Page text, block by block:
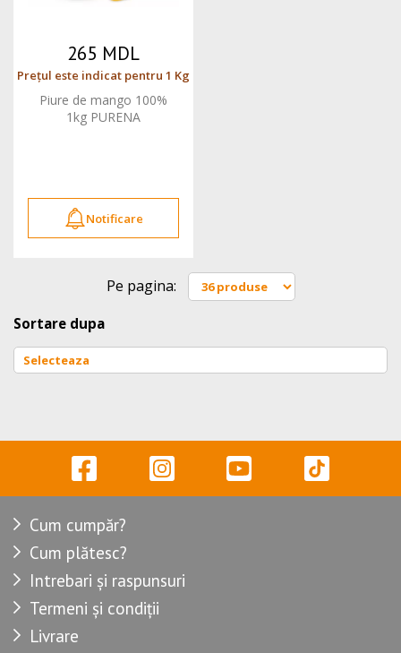
265 MDL
Prețul este indicat pentru 1 Kg
Piure de mango 100%
1kg PURENA
Notificare
Pe pagina:
Sortare dupa
Cum cumpăr?
Cum plătesc?
Intrebari și raspunsuri
Termeni și condiții
Livrare